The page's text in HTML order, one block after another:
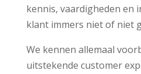
kennis, vaardigheden en
klant immers niet of niet
We kennen allemaal
uitstekende customer